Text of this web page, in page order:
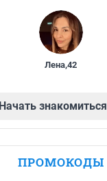
Лена,42
Начать знакомиться
ПРОМОКОДЫ